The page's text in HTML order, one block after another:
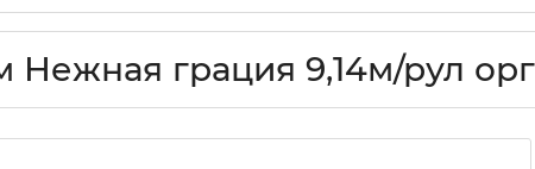
грация 9,14м/рул